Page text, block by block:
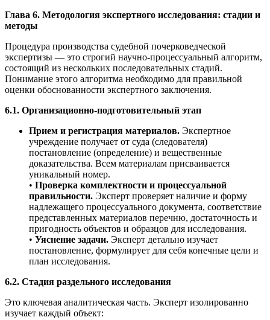
Глава 6. Методология экспертного исследования: стадии и
методы
Процедура производства судебной почерковедческой
экспертизы — это строгий научно-процессуальный алгоритм,
состоящий из нескольких последовательных стадий.
Понимание этого алгоритма необходимо для правильной
оценки обоснованности экспертного заключения.
6.1. Организационно-подготовительный этап
Прием и регистрация материалов. Экспертное
учреждение получает от суда (следователя)
постановление (определение) и вещественные
доказательства. Всем материалам присваивается
уникальный номер.
• Проверка комплектности и процессуальной
правильности. Эксперт проверяет наличие и форму
надлежащего процессуального документа, соответствие
представленных материалов перечню, достаточность и
пригодность объектов и образцов для исследования.
• Уяснение задачи. Эксперт детально изучает
постановление, формулирует для себя конечные цели и
план исследования.
6.2. Стадия раздельного исследования
Это ключевая аналитическая часть. Эксперт изолированно
изучает каждый объект: